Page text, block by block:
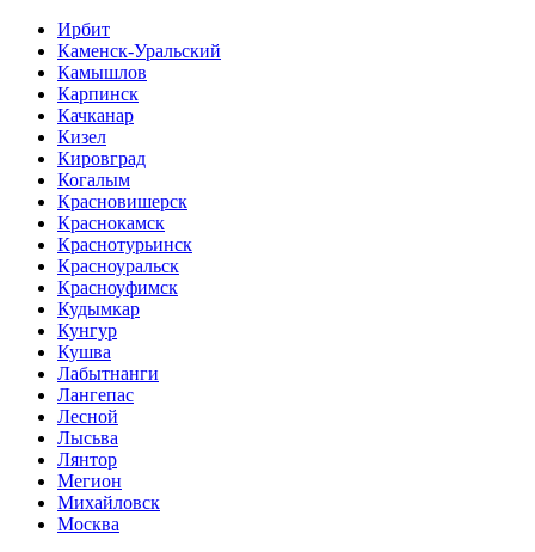
Ирбит
Каменск-Уральский
Камышлов
Карпинск
Качканар
Кизел
Кировград
Когалым
Красновишерск
Краснокамск
Краснотурьинск
Красноуральск
Красноуфимск
Кудымкар
Кунгур
Кушва
Лабытнанги
Лангепас
Лесной
Лысьва
Лянтор
Мегион
Михайловск
Москва